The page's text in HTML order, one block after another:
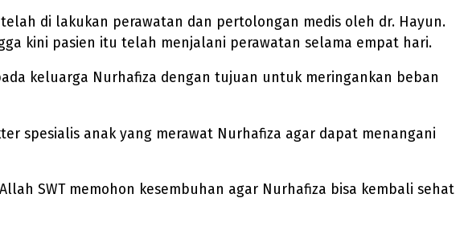
di lakukan perawatan dan pertolongan medis oleh dr. Hayun.
kini pasien itu telah menjalani perawatan selama empat hari.
keluarga Nurhafiza dengan tujuan untuk meringankan beban
spesialis anak yang merawat Nurhafiza agar dapat menangani
SWT memohon kesembuhan agar Nurhafiza bisa kembali sehat